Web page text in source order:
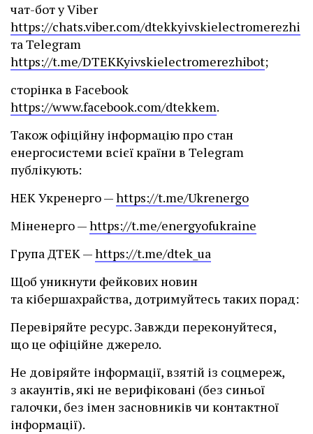
чат-бот у Viber
https://chats.viber.com/dtekkyivskielectromerezhi
та Telegram
https://t.me/DTEKKyivskielectromerezhibot;
сторінка в Facebook
https://www.facebook.com/dtekkem.
Також офіційну інформацію про стан
енергосистеми всієї країни в Telegram
публікують:
НЕК Укренерго —https://t.me/Ukrenergo
Міненерго —https://t.me/energyofukraine
Група ДТЕК —https://t.me/dtek_ua
Щоб уникнути фейкових новин
та кібершахрайства, дотримуйтесь таких порад:
Перевіряйте ресурс. Завжди переконуйтеся,
що це офіційне джерело.
Не довіряйте інформації, взятій із соцмереж,
з акаунтів, які не верифіковані (без синьої
галочки, без імен засновників чи контактної
інформації).